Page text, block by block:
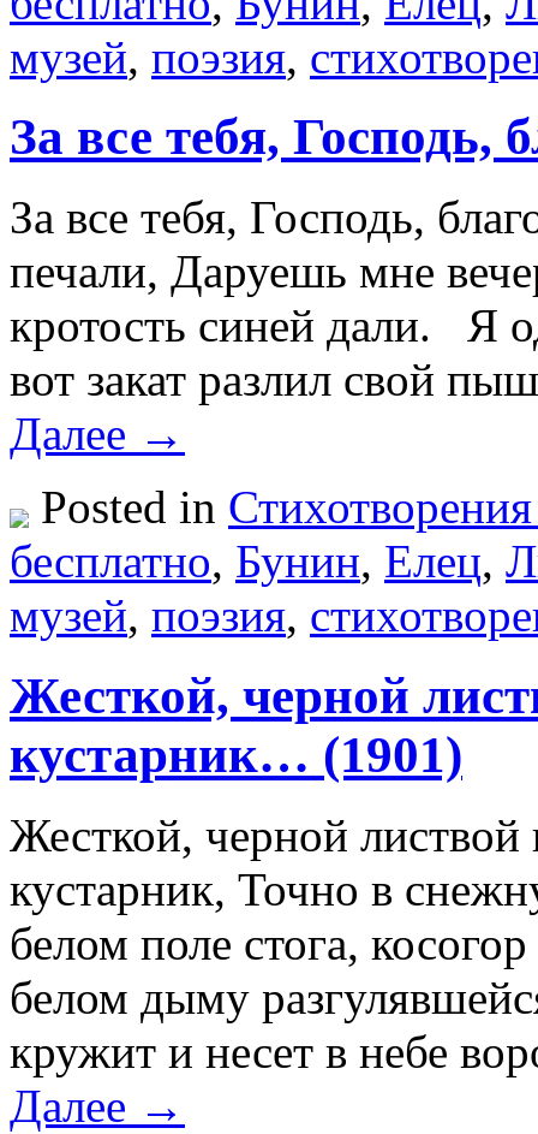
музей, поэзия,
За все тебя,
За все тебя, Господь,
печали, Даруешь мне
кротость синей дали. Я
вот закат разлил свой
Далее →
Posted in
бесплатно, Бунин, Елец,
музей, поэзия,
Жесткой, черной
кустарник… (1901)
Жесткой, черной
кустарник, Точно в
белом поле стога,
белом дыму
кружит и несет в небе
Далее →